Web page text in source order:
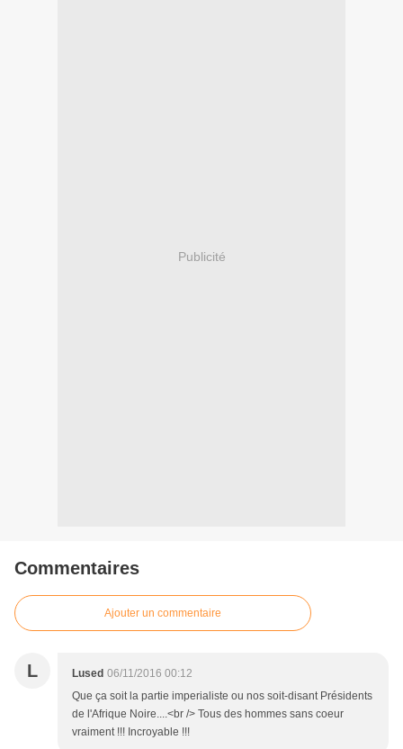
Publicité
Commentaires
Ajouter un commentaire
L Lused 06/11/2016 00:12
Que ça soit la partie imperialiste ou nos soit-disant Présidents
de l'Afrique Noire....<br /> Tous des hommes sans coeur
vraiment !!! Incroyable !!!